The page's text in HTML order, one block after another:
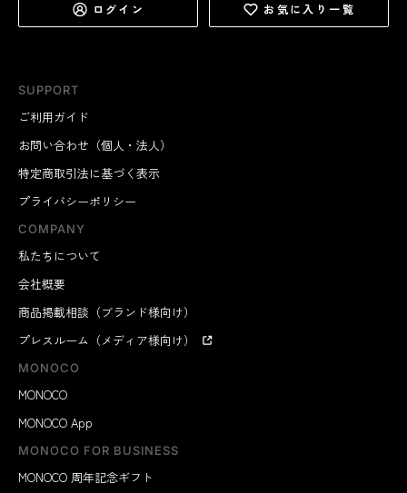
SUPPORT
ご利用ガイド
お問い合わせ（個人・法人）
特定商取引法に基づく表示
プライバシーポリシー
COMPANY
私たちについて
会社概要
商品掲載相談（ブランド様向け）
プレスルーム（メディア様向け）
MONOCO
MONOCO
MONOCO App
MONOCO FOR BUSINESS
MONOCO 周年記念ギフト
ログイン お気に入り一覧